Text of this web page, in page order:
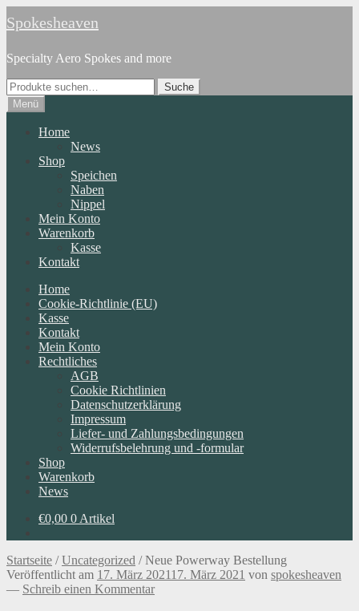
Navigation
Inhalt
Spokesheaven
Specialty Aero Spokes and more
Suche
nach:
Suche
Menü
Home
News
Shop
Speichen
Naben
Nippel
Mein Konto
Warenkorb
Kasse
Kontakt
Home
Cookie-Richtlinie (EU)
Kasse
Kontakt
Mein Konto
Rechtliches
AGB
Cookie Richtlinien
Datenschutzerklärung
Impressum
Liefer- und Zahlungsbedingungen
Widerrufsbelehrung und -formular
Shop
Warenkorb
News
€0,00 0 Artikel
Startseite /Uncategorized /Neue Powerway Bestellung
Veröffentlicht am 17. März 202117. März 2021 von spokesheaven
— Schreib einen Kommentar